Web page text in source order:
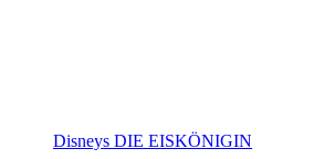
Disneys DIE EISKÖNIGIN